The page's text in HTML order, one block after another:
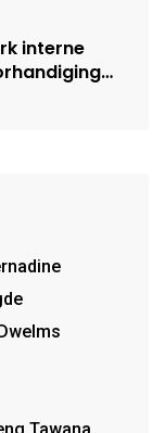
interne
Dwelms